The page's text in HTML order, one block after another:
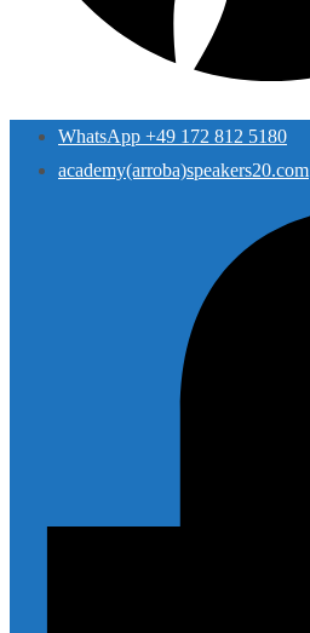
WhatsApp +49 172 812 5180
academy(arroba)speakers20.com